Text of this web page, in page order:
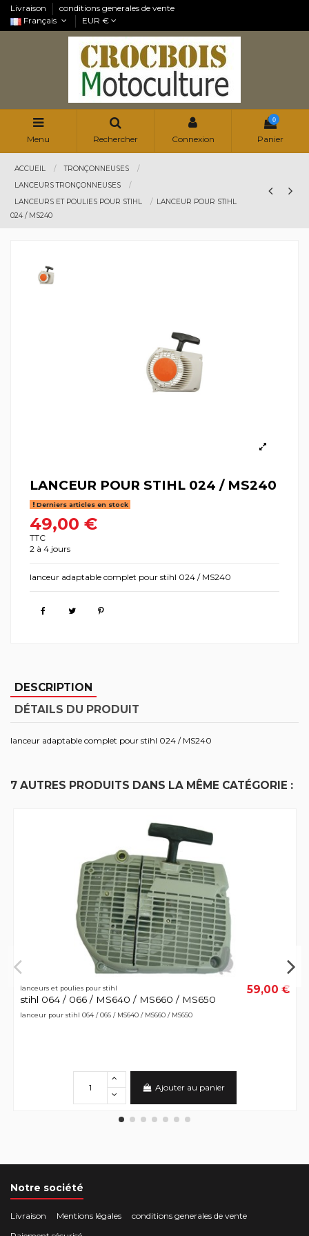
Livraison
conditions generales de vente
Français
EUR €
Menu Rechercher Connexion
0
Panier
ACCUEIL
TRONÇONNEUSES
LANCEURS TRONÇONNEUSES
LANCEURS ET POULIES POUR STIHL
LANCEUR POUR STIHL
024 / MS240
LANCEUR POUR STIHL 024 / MS240
Derniers articles en stock
49,00 €
TTC
2 à 4 jours
lanceur adaptable complet pour stihl 024 / MS240
DESCRIPTION
DÉTAILS DU PRODUIT
lanceur adaptable complet pour stihl 024 / MS240
7 AUTRES PRODUITS DANS LA MÊME CATÉGORIE :
lanceurs et poulies pour stihl
stihl 064 / 066 / MS640 / MS660 / MS650
59,00 €
lanceur pour stihl 064 / 066 / MS640 / MS660 / MS650
Ajouter au panier
Notre société
Livraison Mentions légales
conditions generales de vente